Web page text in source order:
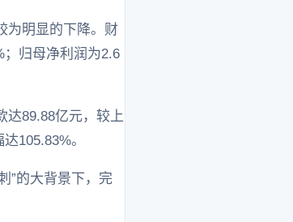
为明显的下降。财
；归母净利润为2.6
达89.88亿元，较上
105.83%。
”的大背景下，完